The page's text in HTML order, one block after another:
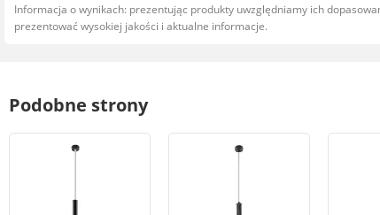
Informacja o wynikach: prezentując produkty uwzględniamy ich
prezentować wysokiej jakości i aktualne informacje.
Podobne strony